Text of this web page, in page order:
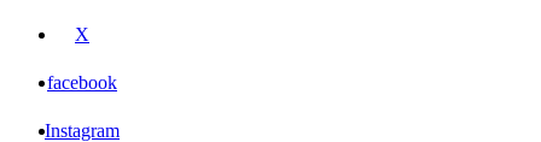
X
facebook
Instagram